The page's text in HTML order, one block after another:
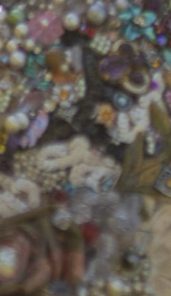
元気だけが取り柄（笑）
だけど、八月の、日課！
１万歩は、きついです...
作品「春よ来～い」★
”陽気な春”をイメージ！
スワロフスキーや天然...